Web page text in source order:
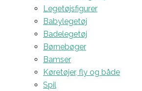
Legetøjsfigurer
Babylegetøj
Badelegetøj
Børnebøger
Bamser
Køretøjer, fly og både
Spil